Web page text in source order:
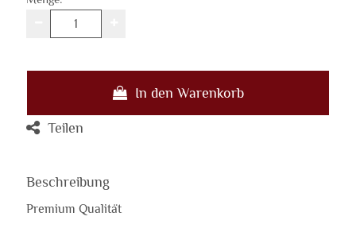
In den Warenkorb
Teilen
Beschreibung
Premium Qualität